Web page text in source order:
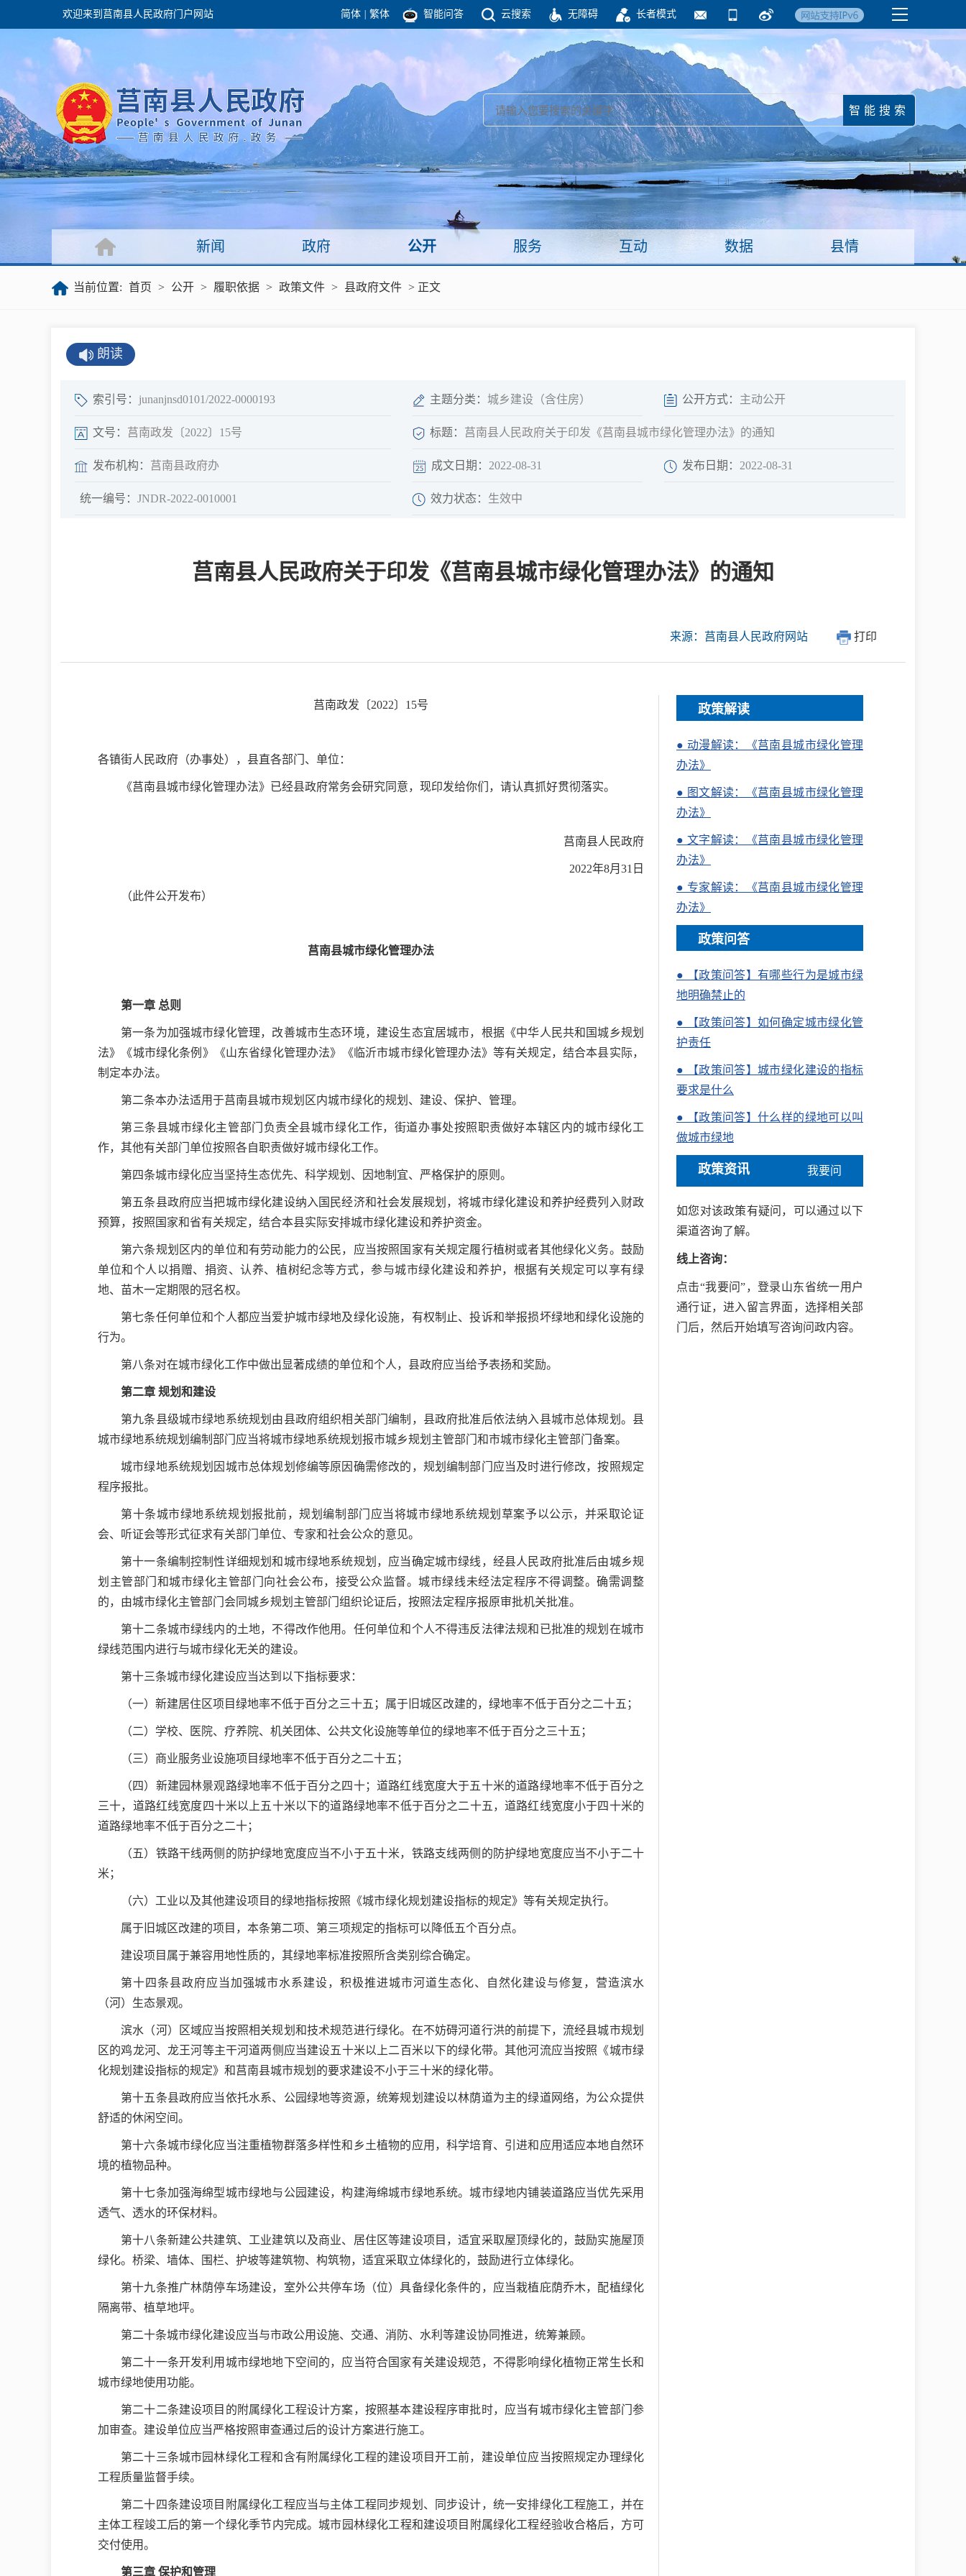
欢迎来到莒南县人民政府门户网站 简体 繁体 智能问答 云搜索 无障碍 长者模式
团结高效 理性法治 公开公平 友善和谐
领导之窗 政府机构
政府会议 政府公报
政府目录 政府数据
政府工作报告
新闻
政务要闻 国务院要闻
部门信息 镇街信息
视频新闻 临沂日报·莒南新
闻
公开
公共企事业单位信
息
依申请公开
服务
莒南影像
经济发展 图说莒南 政府开放日 网上调查
新闻 政府 公开 服务 互动 数据 县情
当前位置: 首页 > 公开 > 履职依据 > 政策文件 > 县政府文件 > 正文
朗读
索引号： junanjnsd0101/2022-0000193 主题分类： 城乡建设（含住房） 公开方式： 主动公开
文号： 莒南政发〔2022〕15号 标题： 莒南县人民政府关于印发《莒南县城市绿化管理办法》的通知
发布机构： 莒南县政府办 成文日期： 2022-08-31 发布日期： 2022-08-31
统一编号： ​JNDR-2022-0010001 效力状态： 生效中
莒南县人民政府关于印发《莒南县城市绿化管理办法》的通知
来源：莒南县人民政府网站 打印
莒南政发〔2022〕15号
各镇街人民政府（办事处），县直各部门、单位：
《莒南县城市绿化管理办法》已经县政府常务会研究同意，现印发给你们，请认真抓好贯彻落实。
莒南县人民政府
2022年8月31日
（此件公开发布）
莒南县城市绿化管理办法
第一章 总则
第一条为加强城市绿化管理，改善城市生态环境，建设生态宜居城市，根据《中华人民共和国城乡规划
法》《城市绿化条例》《山东省绿化管理办法》《临沂市城市绿化管理办法》等有关规定，结合本县实际，
制定本办法。
第二条本办法适用于莒南县城市规划区内城市绿化的规划、建设、保护、管理。
第三条县城市绿化主管部门负责全县城市绿化工作，街道办事处按照职责做好本辖区内的城市绿化工
作，其他有关部门单位按照各自职责做好城市绿化工作。
第四条城市绿化应当坚持生态优先、科学规划、因地制宜、严格保护的原则。
第五条县政府应当把城市绿化建设纳入国民经济和社会发展规划，将城市绿化建设和养护经费列入财政
预算，按照国家和省有关规定，结合本县实际安排城市绿化建设和养护资金。
第六条规划区内的单位和有劳动能力的公民，应当按照国家有关规定履行植树或者其他绿化义务。鼓励
单位和个人以捐赠、捐资、认养、植树纪念等方式，参与城市绿化建设和养护，根据有关规定可以享有绿
地、苗木一定期限的冠名权。
第七条任何单位和个人都应当爱护城市绿地及绿化设施，有权制止、投诉和举报损坏绿地和绿化设施的
行为。
第八条对在城市绿化工作中做出显著成绩的单位和个人，县政府应当给予表扬和奖励。
第二章 规划和建设
第九条县级城市绿地系统规划由县政府组织相关部门编制，县政府批准后依法纳入县城市总体规划。县
城市绿地系统规划编制部门应当将城市绿地系统规划报市城乡规划主管部门和市城市绿化主管部门备案。
城市绿地系统规划因城市总体规划修编等原因确需修改的，规划编制部门应当及时进行修改，按照规定
程序报批。
第十条城市绿地系统规划报批前，规划编制部门应当将城市绿地系统规划草案予以公示，并采取论证
会、听证会等形式征求有关部门单位、专家和社会公众的意见。
第十一条编制控制性详细规划和城市绿地系统规划，应当确定城市绿线，经县人民政府批准后由城乡规
划主管部门和城市绿化主管部门向社会公布，接受公众监督。城市绿线未经法定程序不得调整。确需调整
的，由城市绿化主管部门会同城乡规划主管部门组织论证后，按照法定程序报原审批机关批准。
第十二条城市绿线内的土地，不得改作他用。任何单位和个人不得违反法律法规和已批准的规划在城市
绿线范围内进行与城市绿化无关的建设。
第十三条城市绿化建设应当达到以下指标要求：
（一）新建居住区项目绿地率不低于百分之三十五；属于旧城区改建的，绿地率不低于百分之二十五；
（二）学校、医院、疗养院、机关团体、公共文化设施等单位的绿地率不低于百分之三十五；
（三）商业服务业设施项目绿地率不低于百分之二十五；
（四）新建园林景观路绿地率不低于百分之四十；道路红线宽度大于五十米的道路绿地率不低于百分之
三十，道路红线宽度四十米以上五十米以下的道路绿地率不低于百分之二十五，道路红线宽度小于四十米的
道路绿地率不低于百分之二十；
（五）铁路干线两侧的防护绿地宽度应当不小于五十米，铁路支线两侧的防护绿地宽度应当不小于二十
米；
（六）工业以及其他建设项目的绿地指标按照《城市绿化规划建设指标的规定》等有关规定执行。
属于旧城区改建的项目，本条第二项、第三项规定的指标可以降低五个百分点。
建设项目属于兼容用地性质的，其绿地率标准按照所含类别综合确定。
第十四条县政府应当加强城市水系建设，积极推进城市河道生态化、自然化建设与修复，营造滨水
（河）生态景观。
滨水（河）区域应当按照相关规划和技术规范进行绿化。在不妨碍河道行洪的前提下，流经县城市规划
区的鸡龙河、龙王河等主干河道两侧应当建设五十米以上二百米以下的绿化带。其他河流应当按照《城市绿
化规划建设指标的规定》和莒南县城市规划的要求建设不小于三十米的绿化带。
第十五条县政府应当依托水系、公园绿地等资源，统筹规划建设以林荫道为主的绿道网络，为公众提供
舒适的休闲空间。
第十六条城市绿化应当注重植物群落多样性和乡土植物的应用，科学培育、引进和应用适应本地自然环
境的植物品种。
第十七条加强海绵型城市绿地与公园建设，构建海绵城市绿地系统。城市绿地内铺装道路应当优先采用
透气、透水的环保材料。
第十八条新建公共建筑、工业建筑以及商业、居住区等建设项目，适宜采取屋顶绿化的，鼓励实施屋顶
绿化。桥梁、墙体、围栏、护坡等建筑物、构筑物，适宜采取立体绿化的，鼓励进行立体绿化。
第十九条推广林荫停车场建设，室外公共停车场（位）具备绿化条件的，应当栽植庇荫乔木，配植绿化
隔离带、植草地坪。
第二十条城市绿化建设应当与市政公用设施、交通、消防、水利等建设协同推进，统筹兼顾。
第二十一条开发利用城市绿地地下空间的，应当符合国家有关建设规范，不得影响绿化植物正常生长和
城市绿地使用功能。
第二十二条建设项目的附属绿化工程设计方案，按照基本建设程序审批时，应当有城市绿化主管部门参
加审查。建设单位应当严格按照审查通过后的设计方案进行施工。
第二十三条城市园林绿化工程和含有附属绿化工程的建设项目开工前，建设单位应当按照规定办理绿化
工程质量监督手续。
第二十四条建设项目附属绿化工程应当与主体工程同步规划、同步设计，统一安排绿化工程施工，并在
主体工程竣工后的第一个绿化季节内完成。城市园林绿化工程和建设项目附属绿化工程经验收合格后，方可
交付使用。
第三章 保护和管理
政策解读
● 动漫解读：《莒南县城市绿化管理
办法》
● 图文解读：《莒南县城市绿化管理
办法》
● 文字解读：《莒南县城市绿化管理
办法》
● 专家解读：《莒南县城市绿化管理
办法》
政策问答
● 【政策问答】有哪些行为是城市绿
地明确禁止的
● 【政策问答】如何确定城市绿化管
护责任
● 【政策问答】城市绿化建设的指标
要求是什么
● 【政策问答】什么样的绿地可以叫
做城市绿地
政策资讯 我要问
如您对该政策有疑问，可以通过以下
渠道咨询了解。
线上咨询：
点击“我要问”，登录山东省统一用户
通行证，进入留言界面，选择相关部
门后，然后开始填写咨询问政内容。